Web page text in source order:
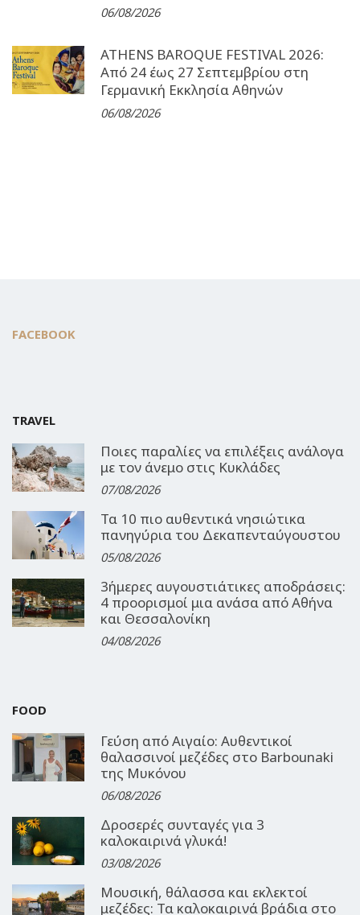
06/08/2026
ATHENS BAROQUE FESTIVAL 2026:
Από 24 έως 27 Σεπτεµβρίου στη
Γερµανική Εκκλησία Αθηνών
06/08/2026
FACEBOOK
TRAVEL
Ποιες παραλίες να επιλέξεις ανάλογα
με τον άνεμο στις Κυκλάδες
07/08/2026
Τα 10 πιο αυθεντικά νησιώτικα
πανηγύρια του Δεκαπενταύγουστου
05/08/2026
3ήμερες αυγουστιάτικες αποδράσεις:
4 προορισμοί μια ανάσα από Αθήνα
και Θεσσαλονίκη
04/08/2026
FOOD
Γεύση από Αιγαίο: Αυθεντικοί
θαλασσινοί μεζέδες στο Barbounaki
της Μυκόνου
06/08/2026
Δροσερές συνταγές για 3
καλοκαιρινά γλυκά!
03/08/2026
Μουσική, θάλασσα και εκλεκτοί
μεζέδες: Τα καλοκαιρινά βράδια στο